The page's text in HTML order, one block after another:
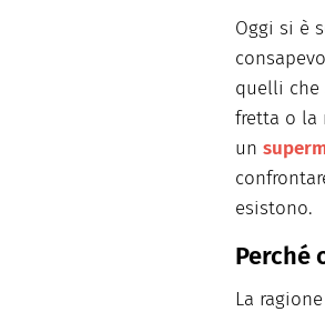
Oggi si è
quelli che
fretta o la
un
esistono.
Perché
La